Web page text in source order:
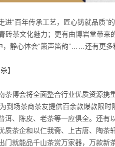
“百年传承工艺，匠心铸就品质”
砖茶文化魅力；更有由博岩堂带
静心体会“箫声笛韵”……还有更多
】
茶博会将全面整合行业优质资源
到场茶商茶友提供百余款爆款限
洱、陈皮、老茶等一应俱全。还
质茶企和以仁我斋、上古唐、陶
就能品千山茶赏万家器，万款新